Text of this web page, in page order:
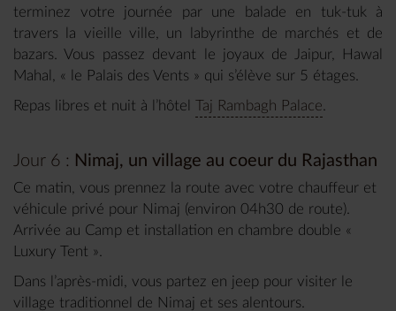
terminez votre journée par une balade en tuk-tuk à
travers la vieille ville, un labyrinthe de marchés et de
bazars. Vous passez devant le joyaux de Jaipur, Hawal
Mahal, « le Palais des Vents » qui s’élève sur 5 étages.
Repas libres et nuit à l’hôtel Taj Rambagh Palace
Jour 6 : Nimaj, un village au coeur du Rajasthan
Ce matin, vous prennez la route avec votre chauffeur et
véhicule privé pour Nimaj (environ 04h30 de route).
Arrivée au Camp et installation en chambre double «
Luxury Tent ».
Dans l’après-midi, vous partez en jeep pour visiter le
village traditionnel de Nimaj et ses alentours.